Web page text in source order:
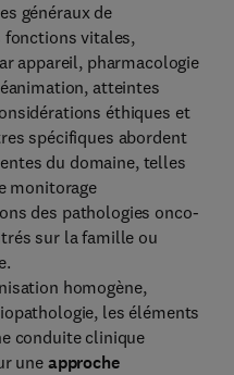
généraux de
fonctions vitales,
appareil, pharmacologie
atteintes
éthiques et
spécifiques abordent
du domaine, telles
monitorage
des pathologies onco-
sur la famille ou
homogène,
les éléments
conduite clinique
une approche